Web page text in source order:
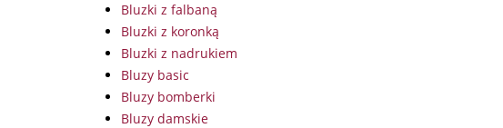
Bluzki z falbaną
Bluzki z koronką
Bluzki z nadrukiem
Bluzy basic
Bluzy bomberki
Bluzy damskie